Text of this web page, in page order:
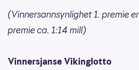
(Vinnersannsynlighet 1. premie
premie ca. 1:14 mill)
Vinnersjanse Vikinglotto